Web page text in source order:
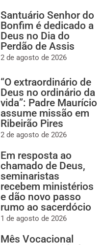
Santuário Senhor do
Bonfim é dedicado a
Deus no Dia do
Perdão de Assis
2 de agosto de 2026
“O extraordinário de
Deus no ordinário da
vida”: Padre Maurício
assume missão em
Ribeirão Pires
2 de agosto de 2026
Em resposta ao
chamado de Deus,
seminaristas
recebem ministérios
e dão novo passo
rumo ao sacerdócio
1 de agosto de 2026
Mês Vocacional